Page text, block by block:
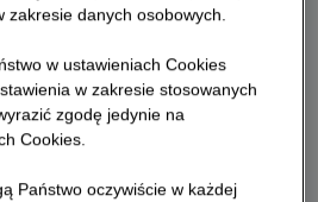
zakresie danych osobowych.
w ustawieniach Cookies
w zakresie stosowanych
zgodę jedynie na
Cookies.
Państwo oczywiście w każdej